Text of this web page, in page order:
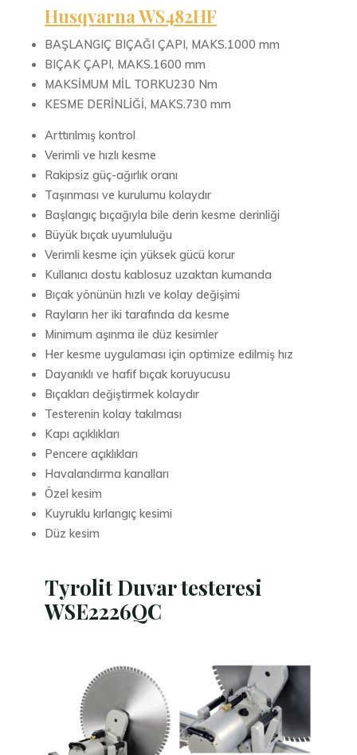
Husqvarna WS482HF
BAŞLANGIÇ ​​BIÇAĞI ÇAPI, MAKS.1000 mm
BIÇAK ÇAPI, MAKS.1600 mm
MAKSİMUM MİL TORKU230 Nm
KESME DERİNLİĞİ, MAKS.730 mm
Arttırılmış kontrol
Verimli ve hızlı kesme
Rakipsiz güç-ağırlık oranı
Taşınması ve kurulumu kolaydır
Başlangıç ​​bıçağıyla bile derin kesme derinliği
Büyük bıçak uyumluluğu
Verimli kesme için yüksek gücü korur
Kullanıcı dostu kablosuz uzaktan kumanda
Bıçak yönünün hızlı ve kolay değişimi
Rayların her iki tarafında da kesme
Minimum aşınma ile düz kesimler
Her kesme uygulaması için optimize edilmiş hız
Dayanıklı ve hafif bıçak koruyucusu
Bıçakları değiştirmek kolaydır
Testerenin kolay takılması
Kapı açıklıkları
Pencere açıklıkları
Havalandırma kanalları
Özel kesim
Kuyruklu kırlangıç ​​kesimi
Düz kesim
Tyrolit Duvar testeresi
WSE2226QC